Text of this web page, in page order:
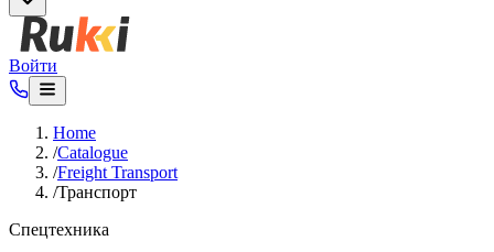
Войти
Home
/Catalogue
/Freight Transport
/Транспорт
Спецтехника